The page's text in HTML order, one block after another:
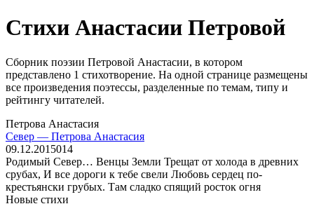
Стихи Анастасии Петровой
Сборник поэзии Петровой Анастасии, в котором
представлено 1 стихотворение. На одной странице размещены
все произведения поэтессы, разделенные по темам, типу и
рейтингу читателей.
Петрова Анастасия
Север — Петрова Анастасия
09.12.2015014
Родимый Север… Венцы Земли Трещат от холода в древних
срубах, И все дороги к тебе свели Любовь сердец по-
крестьянски грубых. Там сладко спящий росток огня
Новые стихи